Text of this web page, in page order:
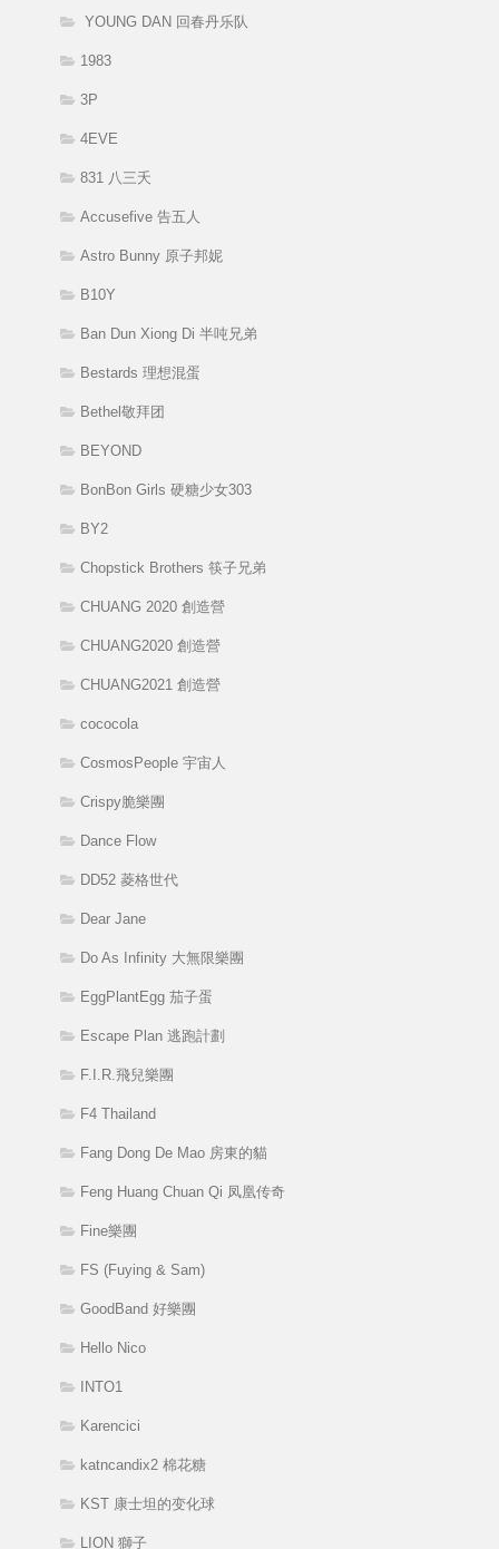
YOUNG DAN 回春丹乐队
1983
3P
4EVE
831 八三夭
Accusefive 告五人
Astro Bunny 原子邦妮
B10Y
Ban Dun Xiong Di 半吨兄弟
Bestards 理想混蛋
Bethel敬拜团
BEYOND
BonBon Girls 硬糖少女303
BY2
Chopstick Brothers 筷子兄弟
CHUANG 2020 創造營
CHUANG2020 創造營
CHUANG2021 創造營
cococola
CosmosPeople 宇宙人
Crispy脆樂團
Dance Flow
DD52 菱格世代
Dear Jane
Do As Infinity 大無限樂團
EggPlantEgg 茄子蛋
Escape Plan 逃跑計劃
F.I.R.飛兒樂團
F4 Thailand
Fang Dong De Mao 房東的貓
Feng Huang Chuan Qi 凤凰传奇
Fine樂團
FS (Fuying & Sam)
GoodBand 好樂團
Hello Nico
INTO1
Karencici
katncandix2 棉花糖
KST 康士坦的变化球
LION 獅子